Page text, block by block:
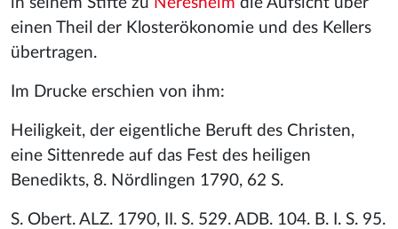
einen Theil der Klosterökonomie und des Kellers
übertragen.
Im Drucke erschien von ihm:
Heiligkeit, der eigentliche Beruft des Christen,
eine Sittenrede auf das Fest des heiligen
Benedikts, 8. Nördlingen 1790, 62 S.
S. Obert. ALZ. 1790, II. S. 529. ADB. 104. B. I. S. 95.